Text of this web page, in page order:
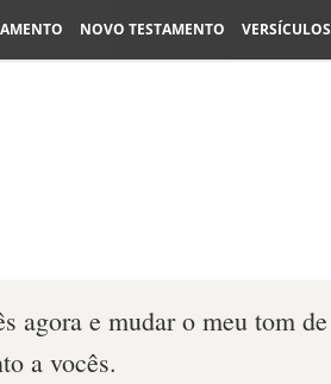
NOVO TESTAMENTO VERSÍCULOS
agora e mudar o meu tom de
a vocês.